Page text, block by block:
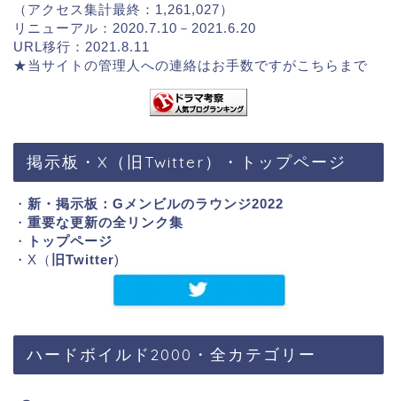
（アクセス集計最終：1,261,027）
リニューアル：2020.7.10－2021.6.20
URL移行：2021.8.11
★当サイトの管理人への連絡はお手数ですがこちらまで
掲示板・X（旧Twitter）・トップページ
・ 新・掲示板：Gメンビルのラウンジ2022
・ 重要な更新の全リンク集
・
トップページ
・X（ 旧Twitter)
ハードボイルド2000・全カテゴリー